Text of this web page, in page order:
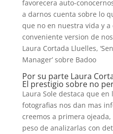
favorecera auto-
a darnos cuenta sobre lo
que no en nuestra vida y
conveniente version de
Laura Cortada Lluelles,
Manager’ sobre Badoo
Por su parte Laura
El prestigio sobre no
Laura Sole destaca que en
fotografias nos dan mas
creemos a primera
peso de analizarlas con